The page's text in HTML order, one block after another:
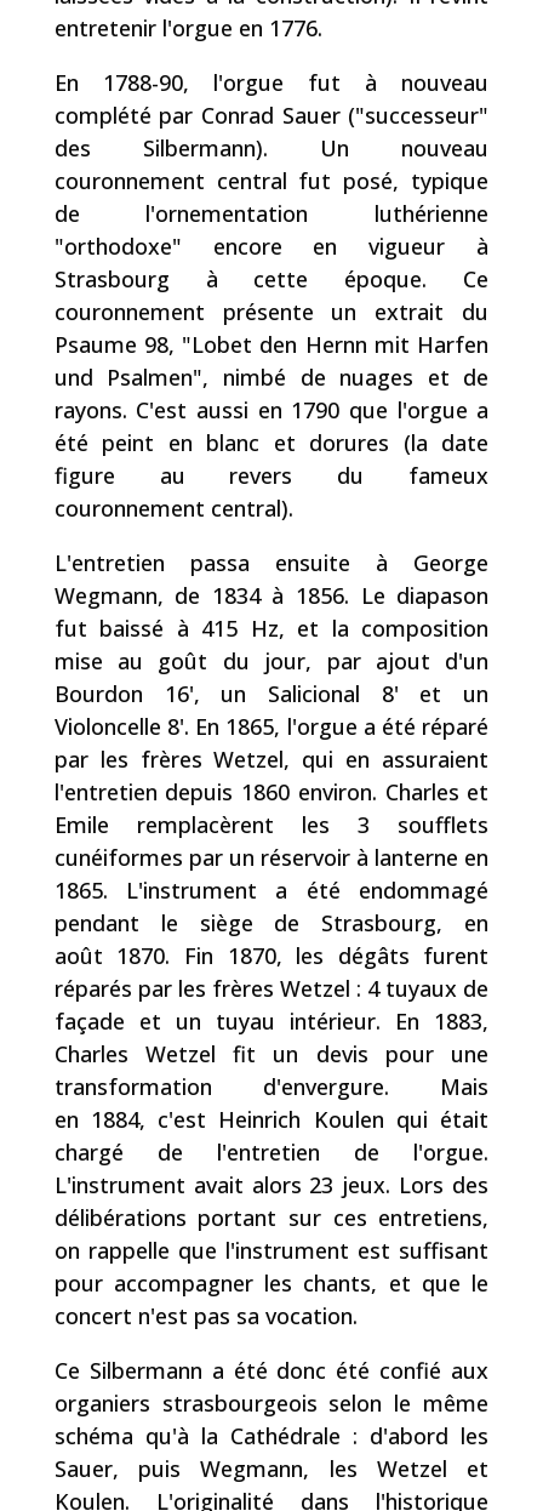
entretenir l'orgue en 1776.
En 1788-90, l'orgue fut à nouveau
complété par Conrad Sauer ("successeur"
des Silbermann). Un nouveau
couronnement central fut posé, typique
de l'ornementation luthérienne
"orthodoxe" encore en vigueur à
Strasbourg à cette époque. Ce
couronnement présente un extrait du
Psaume 98, "Lobet den Hernn mit Harfen
und Psalmen", nimbé de nuages et de
rayons. C'est aussi en 1790 que l'orgue a
été peint en blanc et dorures (la date
figure au revers du fameux
couronnement central).
L'entretien passa ensuite à George
Wegmann, de 1834 à 1856. Le diapason
fut baissé à 415 Hz, et la composition
mise au goût du jour, par ajout d'un
Bourdon 16', un Salicional 8' et un
Violoncelle 8'. En 1865, l'orgue a été réparé
par les frères Wetzel, qui en assuraient
l'entretien depuis 1860 environ. Charles et
Emile remplacèrent les 3 soufflets
cunéiformes par un réservoir à lanterne en
1865. L'instrument a été endommagé
pendant le siège de Strasbourg, en
août 1870. Fin 1870, les dégâts furent
réparés par les frères Wetzel : 4 tuyaux de
façade et un tuyau intérieur. En 1883,
Charles Wetzel fit un devis pour une
transformation d'envergure. Mais
en 1884, c'est Heinrich Koulen qui était
chargé de l'entretien de l'orgue.
L'instrument avait alors 23 jeux. Lors des
délibérations portant sur ces entretiens,
on rappelle que l'instrument est suffisant
pour accompagner les chants, et que le
concert n'est pas sa vocation.
Ce Silbermann a été donc été confié aux
organiers strasbourgeois selon le même
schéma qu'à la Cathédrale : d'abord les
Sauer, puis Wegmann, les Wetzel et
Koulen. L'originalité dans l'historique